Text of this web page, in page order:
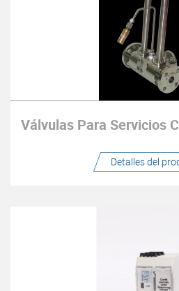
Válvulas Para Servicios
Detalles del